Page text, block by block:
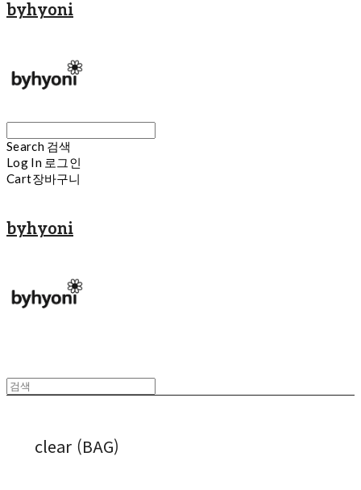
byhyoni
Search 검색
Log In 로그인
Cart장바구니
byhyoni
clear (BAG)